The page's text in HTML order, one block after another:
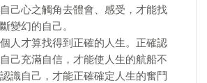
己心之觸角去體會、感受，才能找
變幻的自己。
人才算找得到正確的人生。正確認
己充滿自信，才能使人生的航船不
識自己，才能正確確定人生的奮鬥